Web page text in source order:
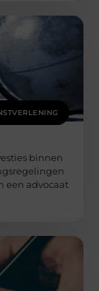
binnen
een advocaat